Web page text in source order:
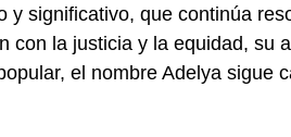
y significativo, que continúa
con la justicia y la equidad, su
el nombre Adelya sigue